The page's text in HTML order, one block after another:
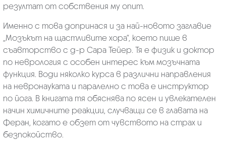
резултат от собствения му опит.
Именно с това допринася и за най-новото заглавие
„Мозъкът на щастливите хора“, което пише в
съавторство с д-р Сара Тейер. Тя е физик и доктор
по неврология с особен интерес към мозъчната
функция. Води няколко курса в различни направления
на невронауката и паралелно с това е инструктор
по йога. В книгата тя обяснява по ясен и увлекателен
начин химичните реакции, случващи се в главата на
Феран, когато е обзет от чувството на страх и
безпокойство.